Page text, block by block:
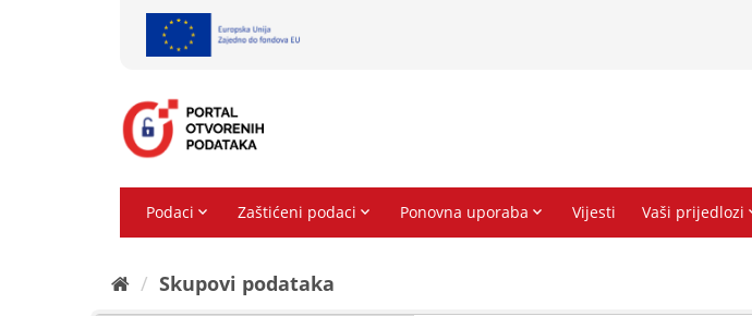
Skupovi podаtаkа